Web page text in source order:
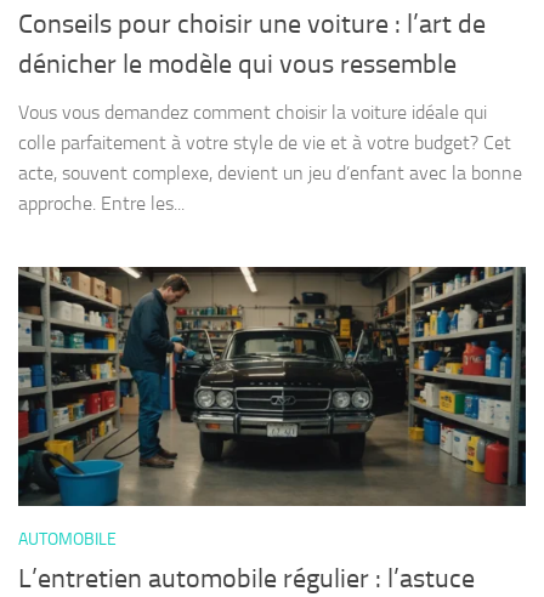
Conseils pour choisir une voiture : l’art de
dénicher le modèle qui vous ressemble
Vous vous demandez comment choisir la voiture idéale qui
colle parfaitement à votre style de vie et à votre budget? Cet
acte, souvent complexe, devient un jeu d’enfant avec la bonne
approche. Entre les...
AUTOMOBILE
L’entretien automobile régulier : l’astuce